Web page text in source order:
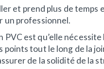
et prend plus de temps
un professionnel.
est qu’elle nécessite
tout le long de la
de la solidité de la